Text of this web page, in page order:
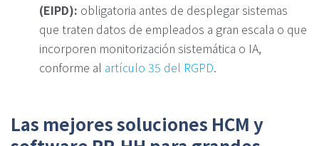
(EIPD): obligatoria antes de desplegar sistemas
que traten datos de empleados a gran escala o que
incorporen monitorización sistemática o IA,
conforme al artículo 35 del RGPD.
Las mejores soluciones HCM y